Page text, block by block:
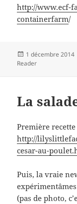
http://www.ecf-
containerfarm/
Publié
le
1 décembre 2014
Reader
La
Première
http://
cesar-au-
Puis, la vraie
(pas de photo,